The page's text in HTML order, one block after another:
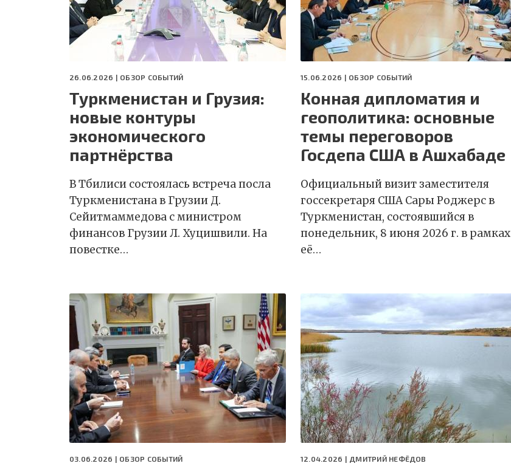
26.06.2026 | ОБЗОР СОБЫТИЙ
Туркменистан и Грузия:
новые контуры
экономического
партнёрства
В Тбилиси состоялась встреча посла
Туркменистана в Грузии Д.
Сейитмаммедова с министром
финансов Грузии Л. Хуцишвили. На
повестке…
15.06.2026 | ОБЗОР СОБЫТИЙ
Конная дипломатия и
геополитика: основные
темы переговоров
Госдепа США в Ашхабаде
Официальный визит заместителя
госсекретаря США Сары Роджерс в
Туркменистан, состоявшийся в
понедельник, 8 июня 2026 г. в рамках
её…
03.06.2026 | ОБЗОР СОБЫТИЙ 12.04.2026 | ДМИТРИЙ НЕФЁДОВ